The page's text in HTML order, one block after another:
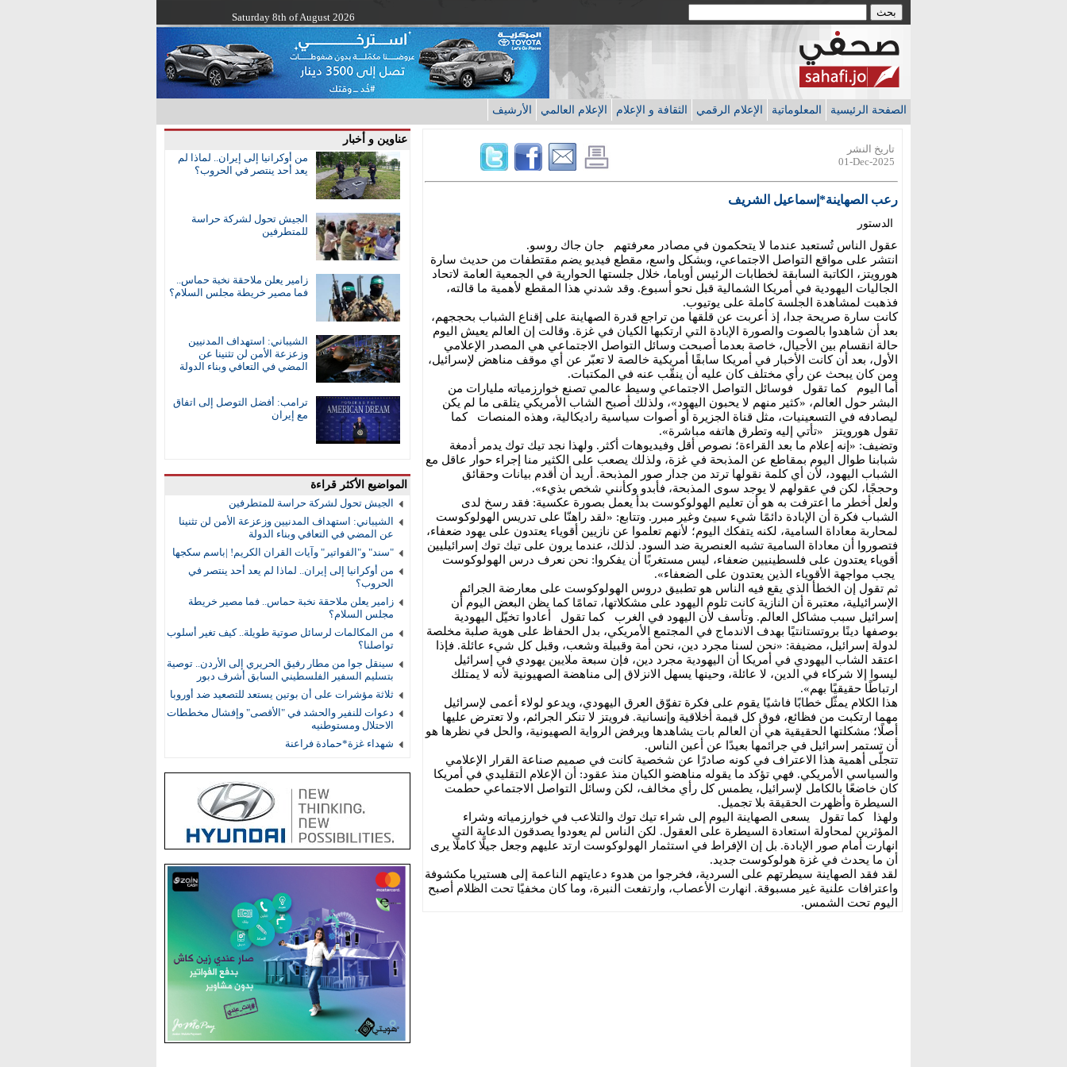
Saturday 8th of August 2026
الصفحة الرئيسية المعلوماتية الإعلام الرقمي الثقافة و الإعلام الإعلام العالمي الأرشيف
عناوين و أخبار
من أوكرانيا إلى إيران.. لماذا لم
يعد أحد ينتصر في الحروب؟
الجيش تحول لشركة حراسة
للمتطرفين
زامير يعلن ملاحقة نخبة حماس..
فما مصير خريطة مجلس السلام؟
الشيباني: استهداف المدنيين
وزعزعة الأمن لن تثنينا عن
المضي في التعافي وبناء الدولة
ترامب: أفضل التوصل إلى اتفاق
مع إيران
المواضيع الأكثر قراءة
الجيش تحول لشركة حراسة للمتطرفين
الشيباني: استهداف المدنيين وزعزعة الأمن لن تثنينا
عن المضي في التعافي وبناء الدولة
"سند" و"الفواتير" وآيات القران الكريم! |باسم سكجها
من أوكرانيا إلى إيران.. لماذا لم يعد أحد ينتصر في
الحروب؟
زامير يعلن ملاحقة نخبة حماس.. فما مصير خريطة
مجلس السلام؟
من المكالمات لرسائل صوتية طويلة.. كيف تغير أسلوب
تواصلنا؟
سينقل جوا من مطار رفيق الحريري إلى الأردن.. توصية
بتسليم السفير الفلسطيني السابق أشرف دبور
ثلاثة مؤشرات على أن بوتين يستعد للتصعيد ضد أوروبا
دعوات للنفير والحشد في "الأقصى" وإفشال مخططات
الاحتلال ومستوطنيه
شهداء غزة*حمادة فراعنة
تاريخ النشر
01-Dec-2025
رعب الصهاينة*إسماعيل الشريف
الدستور
عقول الناس تُستعبد عندما لا يتحكمون في مصادر معرفتهم جان جاك روسو.
انتشر على مواقع التواصل الاجتماعي، وبشكل واسع، مقطع فيديو يضم مقتطفات من حديث سارة
هورويتز، الكاتبة السابقة لخطابات الرئيس أوباما، خلال جلستها الحوارية في الجمعية العامة لاتحاد
الجاليات اليهودية في أمريكا الشمالية قبل نحو أسبوع. وقد شدني هذا المقطع لأهمية ما قالته،
فذهبت لمشاهدة الجلسة كاملة على يوتيوب.
كانت سارة صريحة جدا، إذ أعربت عن قلقها من تراجع قدرة الصهاينة على إقناع الشباب بحججهم،
بعد أن شاهدوا بالصوت والصورة الإبادة التي ارتكبها الكيان في غزة. وقالت إن العالم يعيش اليوم
حالة انقسام بين الأجيال، خاصة بعدما أصبحت وسائل التواصل الاجتماعي هي المصدر الإعلامي
الأول، بعد أن كانت الأخبار في أمريكا سابقًا أمريكية خالصة لا تعبّر عن أي موقف مناهض لإسرائيل،
ومن كان يبحث عن رأي مختلف كان عليه أن ينقّب عنه في المكتبات.
أما اليوم كما تقول فوسائل التواصل الاجتماعي وسيط عالمي تصنع خوارزمياته مليارات من
البشر حول العالم، «كثير منهم لا يحبون اليهود»، ولذلك أصبح الشاب الأمريكي يتلقى ما لم يكن
ليصادفه في التسعينيات، مثل قناة الجزيرة أو أصوات سياسية راديكالية، وهذه المنصات كما
تقول هورويتز «تأتي إليه وتطرق هاتفه مباشرة».
وتضيف: «إنه إعلام ما بعد القراءة؛ نصوص أقل وفيديوهات أكثر. ولهذا نجد تيك توك يدمر أدمغة
شبابنا طوال اليوم بمقاطع عن المذبحة في غزة، ولذلك يصعب على الكثير منا إجراء حوار عاقل مع
الشباب اليهود، لأن أي كلمة نقولها ترتد من جدار صور المذبحة. أريد أن أقدم بيانات وحقائق
وحججًا، لكن في عقولهم لا يوجد سوى المذبحة، فأبدو وكأنني شخص بذيء».
ولعل أخطر ما اعترفت به هو أن تعليم الهولوكوست بدأ يعمل بصورة عكسية: فقد رسخ لدى
الشباب فكرة أن الإبادة دائمًا شيء سيئ وغير مبرر. وتتابع: «لقد راهنّا على تدريس الهولوكوست
لمحاربة معاداة السامية، لكنه يتفكك اليوم؛ لأنهم تعلموا عن نازيين أقوياء يعتدون على يهود ضعفاء،
فتصوروا أن معاداة السامية تشبه العنصرية ضد السود. لذلك، عندما يرون على تيك توك إسرائيليين
أقوياء يعتدون على فلسطينيين ضعفاء، ليس مستغربًا أن يفكروا: نحن نعرف درس الهولوكوست
يجب مواجهة الأقوياء الذين يعتدون على الضعفاء».
ثم تقول إن الخطأ الذي يقع فيه الناس هو تطبيق دروس الهولوكوست على معارضة الجرائم
الإسرائيلية، معتبرة أن النازية كانت تلوم اليهود على مشكلاتها، تمامًا كما يظن البعض اليوم أن
إسرائيل سبب مشاكل العالم. وتأسف لأن اليهود في الغرب كما تقول أعادوا تخيّل اليهودية
بوصفها دينًا بروتستانتيًا بهدف الاندماج في المجتمع الأمريكي، بدل الحفاظ على هوية صلبة مخلصة
لدولة إسرائيل، مضيفة: «نحن لسنا مجرد دين، نحن أمة وقبيلة وشعب، وقبل كل شيء عائلة. فإذا
اعتقد الشاب اليهودي في أمريكا أن اليهودية مجرد دين، فإن سبعة ملايين يهودي في إسرائيل
ليسوا إلا شركاء في الدين، لا عائلة، وحينها يسهل الانزلاق إلى مناهضة الصهيونية لأنه لا يمتلك
ارتباطًا حقيقيًا بهم».
هذا الكلام يمثّل خطابًا فاشيًا يقوم على فكرة تفوّق العرق اليهودي، ويدعو لولاء أعمى لإسرائيل
مهما ارتكبت من فظائع، فوق كل قيمة أخلاقية وإنسانية. فرويتز لا تنكر الجرائم، ولا تعترض عليها
أصلًا؛ مشكلتها الحقيقية هي أن العالم بات يشاهدها ويرفض الرواية الصهيونية، والحل في نظرها هو
أن تستمر إسرائيل في جرائمها بعيدًا عن أعين الناس.
تتجلّى أهمية هذا الاعتراف في كونه صادرًا عن شخصية كانت في صميم صناعة القرار الإعلامي
والسياسي الأمريكي. فهي تؤكد ما يقوله مناهضو الكيان منذ عقود: أن الإعلام التقليدي في أمريكا
كان خاضعًا بالكامل لإسرائيل، يطمس كل رأي مخالف، لكن وسائل التواصل الاجتماعي حطمت
السيطرة وأظهرت الحقيقة بلا تجميل.
ولهذا كما تقول يسعى الصهاينة اليوم إلى شراء تيك توك والتلاعب في خوارزمياته وشراء
المؤثرين لمحاولة استعادة السيطرة على العقول. لكن الناس لم يعودوا يصدقون الدعاية التي
انهارت أمام صور الإبادة. بل إن الإفراط في استثمار الهولوكوست ارتد عليهم وجعل جيلًا كاملًا يرى
أن ما يحدث في غزة هولوكوست جديد.
لقد فقد الصهاينة سيطرتهم على السردية، فخرجوا من هدوء دعايتهم الناعمة إلى هستيريا مكشوفة
واعترافات علنية غير مسبوقة. انهارت الأعصاب، وارتفعت النبرة، وما كان مخفيًا تحت الظلام أصبح
اليوم تحت الشمس.